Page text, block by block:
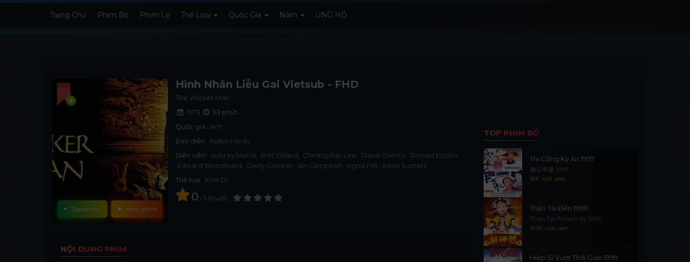
Trang Chủ Phim Bộ Phim Lẻ Thể Loại Quốc Gia Năm ỦNG HỘ
Xem phim
Tập phim
Hình Nhân Liễu Gai Vietsub - FHD
The Wicker Man
1973
93 phút
Quốc gia: Anh
Đạo diễn: Robin Hardy
Diễn viên: Aubrey Morris Britt Ekland Christopher Lee Diane Cilento
Donald Eccles
Edward Woodward
Gerry Cowper Ian Campbell Ingrid Pitt
Irene Sunters
Thể loại: Kinh Dị
0 / 5 0 lượt
NỘI DUNG PHIM
TOP PHIM BỘ
Thi Công Kỳ Án 1997
施公奇案 1997
90K lượt xem
Thần Tài Đến 1999
Thần Tài Truyền Kỳ 1999
16.5K lượt xem
Hiệp Sĩ Vượt Thời Gian 1999